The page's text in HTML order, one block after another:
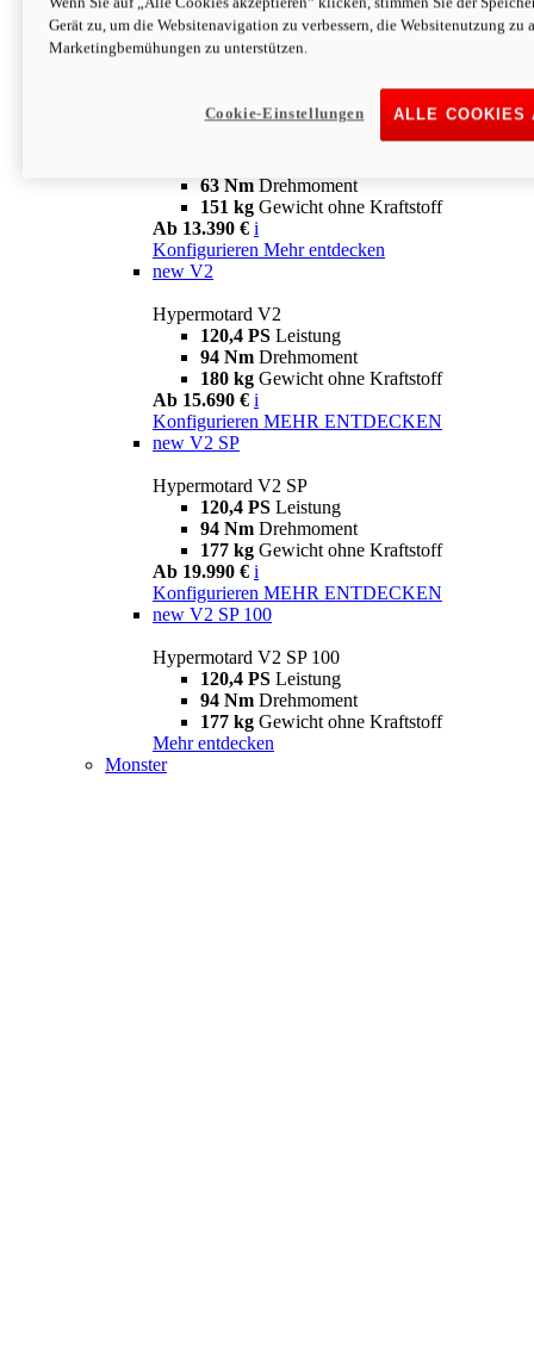
63 NmDrehmoment
151 kgGewicht ohne Kraftstoff
Ab 13.890 € i
63 Nm Drehmoment
151 kg Gewicht ohne Kraftstoff
Ab 13.390 € i
Konfigurieren Mehr entdecken
new V2
Hypermotard V2
120,4 PS Leistung
94 Nm Drehmoment
180 kg Gewicht ohne Kraftstoff
Ab 15.690 € i
Konfigurieren MEHR ENTDECKEN
new V2 SP
Hypermotard V2 SP
120,4 PS Leistung
94 Nm Drehmoment
177 kg Gewicht ohne Kraftstoff
Ab 19.990 € i
Konfigurieren MEHR ENTDECKEN
new V2 SP 100
Hypermotard V2 SP 100
120,4 PS Leistung
94 Nm Drehmoment
177 kg Gewicht ohne Kraftstoff
Mehr entdecken
Monster
Gerät zu, um die Websitenavigation zu verbessern, die Websitenutzung zu
Marketingbemühungen zu unterstützen.
ALLE COOKIES
Cookie-Einstellungen